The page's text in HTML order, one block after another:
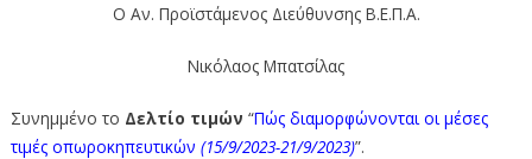
Ο Αν. Προϊστάμενος Διεύθυνσης Β.Ε.Π.Α.
Νικόλαος Μπατσίλας
Συνημμένο το Δελτίο τιμών “Πώς διαμορφώνονται οι μέσες
τιμές οπωροκηπευτικών (15/9/2023-21/9/2023)”.